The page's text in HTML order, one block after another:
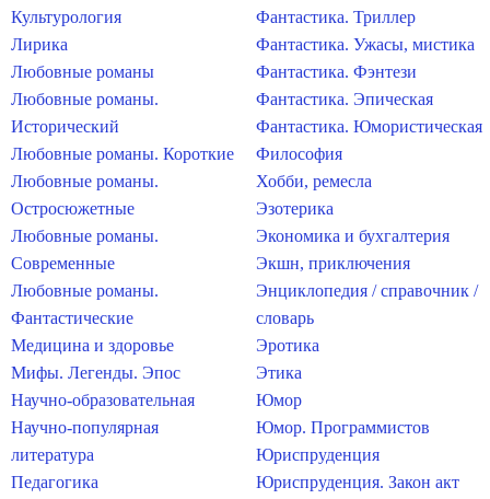
Культурология
Лирика
Любовные романы
Любовные романы.
Исторический
Любовные романы. Короткие
Любовные романы.
Остросюжетные
Любовные романы.
Современные
Любовные романы.
Фантастические
Медицина и здоровье
Мифы. Легенды. Эпос
Научно-образовательная
Научно-популярная
литература
Педагогика
Фантастика. Триллер
Фантастика. Ужасы, мистика
Фантастика. Фэнтези
Фантастика. Эпическая
Фантастика. Юмористическая
Философия
Хобби, ремесла
Эзотерика
Экономика и бухгалтерия
Экшн, приключения
Энциклопедия / справочник /
словарь
Эротика
Этика
Юмор
Юмор. Программистов
Юриспруденция
Юриспруденция. Закон акт